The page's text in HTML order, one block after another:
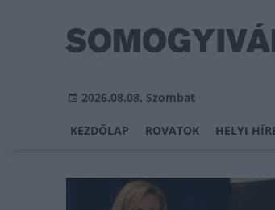
2026.08.08, Szombat
KEZDŐLAP ROVATOK HELYI